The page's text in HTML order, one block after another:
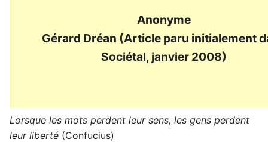
Anonyme
Gérard Dréan (Article paru initialement
Sociétal, janvier 2008)
Lorsque les mots perdent leur sens, les gens perdent
leur liberté (Confucius)